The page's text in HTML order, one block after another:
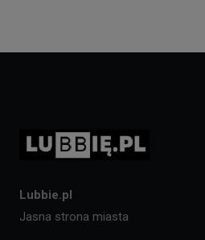
Lubbie.pl
Jasna strona miasta